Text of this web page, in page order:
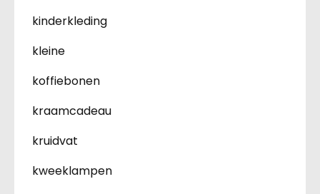
kinderkleding
kleine
koffiebonen
kraamcadeau
kruidvat
kweeklampen